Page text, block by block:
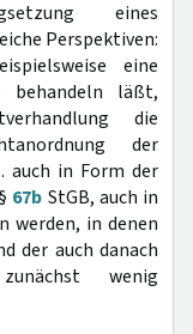
eines
Perspektiven:
eine
behandeln läßt,
die
der
auch in Form der
67b StGB, auch in
werden, in denen
der auch danach
wenig